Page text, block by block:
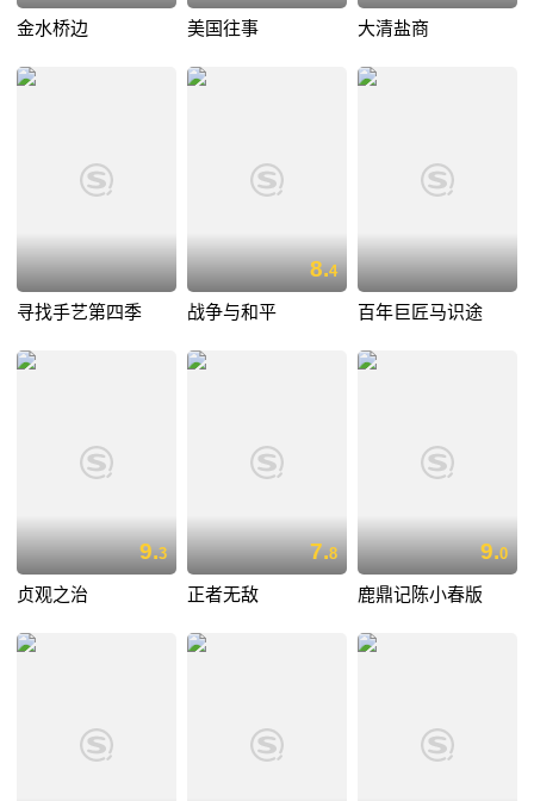
金水桥边 美国往事 大清盐商
寻找手艺第四季
8.4
战争与和平 百年巨匠马识途
9.3
贞观之治
7.8
正者无敌
9.0
鹿鼎记陈小春版